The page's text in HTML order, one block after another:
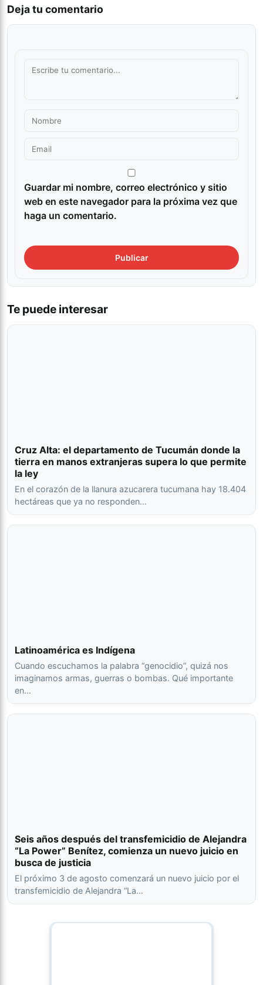
Deja tu comentario
Guardar mi nombre, correo electrónico y sitio
web en este navegador para la próxima vez que
haga un comentario.
Te puede interesar
Cruz Alta: el departamento de Tucumán donde la
tierra en manos extranjeras supera lo que permite
la ley
En el corazón de la llanura azucarera tucumana hay 18.404
hectáreas que ya no responden…
Latinoamérica es Indígena
Cuando escuchamos la palabra “genocidio”, quizá nos
imaginamos armas, guerras o bombas. Qué importante
en…
Seis años después del transfemicidio de Alejandra
“La Power” Benítez, comienza un nuevo juicio en
busca de justicia
El próximo 3 de agosto comenzará un nuevo juicio por el
transfemicidio de Alejandra “La…